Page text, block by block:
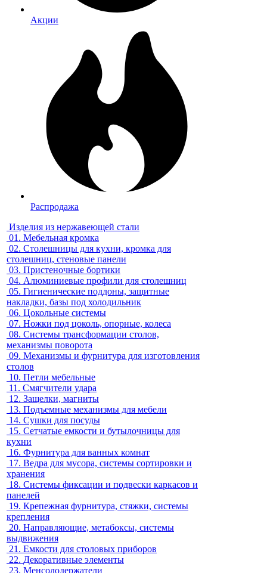
Акции
Распродажа
Изделия из нержавеющей стали
01. Мебельная кромка
02. Столешницы для кухни, кромка для
столешниц, стеновые панели
03. Пристеночные бортики
04. Алюминиевые профили для столешниц
05. Гигиенические поддоны, защитные
накладки, базы под холодильник
06. Цокольные системы
07. Ножки под цоколь, опорные, колеса
08. Системы трансформации столов,
механизмы поворота
09. Механизмы и фурнитура для изготовления
столов
10. Петли мебельные
11. Смягчители удара
12. Защелки, магниты
13. Подъемные механизмы для мебели
14. Сушки для посуды
15. Сетчатые емкости и бутылочницы для
кухни
16. Фурнитура для ванных комнат
17. Ведра для мусора, системы сортировки и
хранения
18. Системы фиксации и подвески каркасов и
панелей
19. Крепежная фурнитура, стяжки, системы
крепления
20. Направляющие, метабоксы, системы
выдвижения
21. Емкости для столовых приборов
22. Декоративные элементы
23. Менсолодержатели